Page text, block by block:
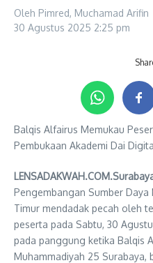
Oleh Pimred, Muchamad Arifin
30 Agustus 2025 2:25 pm
Balqis Alfairus Memukau
Pembukaan Akademi Dai
Pengembangan Sumber Daya
Timur mendadak pecah oleh
peserta pada Sabtu, 30
pada panggung ketika Balqis
Muhammadiyah 25 Surabaya,